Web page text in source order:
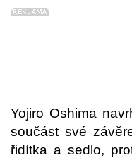
Yojiro Oshima
součást své
řidítka a sedlo,